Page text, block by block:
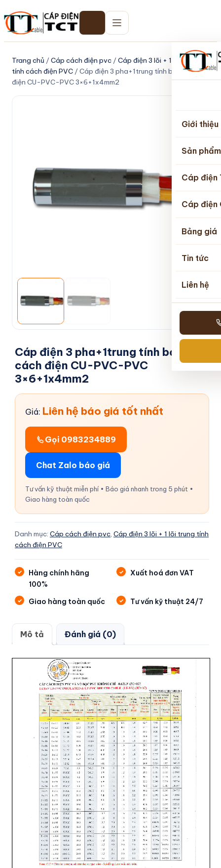
Giới thiệu
Sản phẩm
Cáp điện
Cáp điện
Bảng giá
Tin tức
Liên hệ
Trang chủ /Cáp cách điện pvc /Cáp điện 3 lõi + 1 lõi trung
tính cách điện PVC / Cáp điện 3 pha+1trung tính bọc cách
điện CU-PVC-PVC 3×6+1x4mm2
Cáp điện 3 pha+1trung tính bọc
cách điện CU-PVC-PVC
3×6+1x4mm2
Giá: Liên hệ báo giá tốt nhất
Gọi 0983234889
Chat Zalo báo giá
Tư vấn kỹ thuật miễn phí • Báo giá nhanh trong 5 phút •
Giao hàng toàn quốc
Danh mục: Cáp cách điện pvc, Cáp điện 3 lõi + 1 lõi trung tính
cách điện PVC
Hàng chính hãng
100%
Xuất hoá đơn VAT
Giao hàng toàn quốc Tư vấn kỹ thuật 24/7
Mô tả Đánh giá (0)